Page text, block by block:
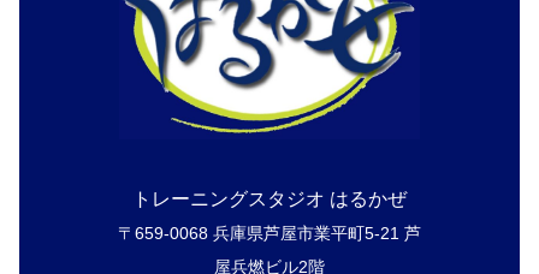
トレーニングスタジオ はるかぜ
〒659-0068 兵庫県芦屋市業平町5-21 芦
屋兵燃ビル2階